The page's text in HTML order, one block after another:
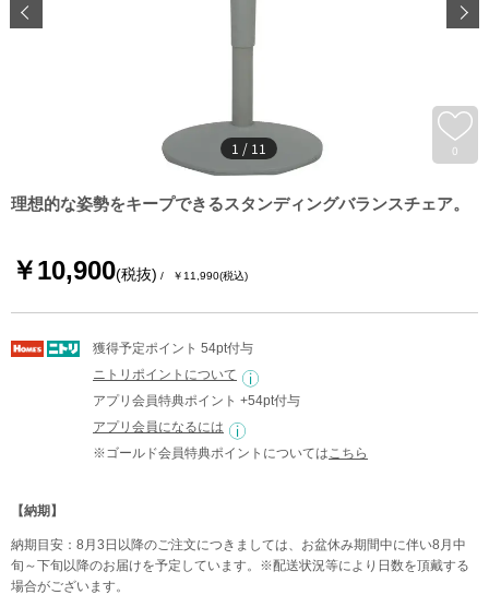
0
1 / 11
理想的な姿勢をキープできるスタンディングバランスチェア。
￥10,900(税抜) ￥11,990(税込)
獲得予定ポイント 54pt付与
ニトリポイントについて
アプリ会員特典ポイント +54pt付与
アプリ会員になるには
※ゴールド会員特典ポイントについては こちら
【納期】
納期目安：8月3日以降のご注文につきましては、お盆休み期間中に伴い8月中
旬～下旬以降のお届けを予定しています。※配送状況等により日数を頂戴する
場合がございます。